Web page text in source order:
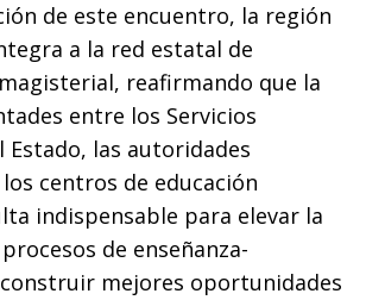
de este encuentro, la región
a la red estatal de
reafirmando que la
entre los Servicios
Estado, las autoridades
centros de educación
indispensable para elevar la
de enseñanza-
mejores oportunidades